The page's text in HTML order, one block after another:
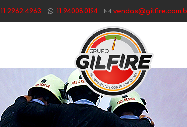
11 2962.4963 11 94008.0194